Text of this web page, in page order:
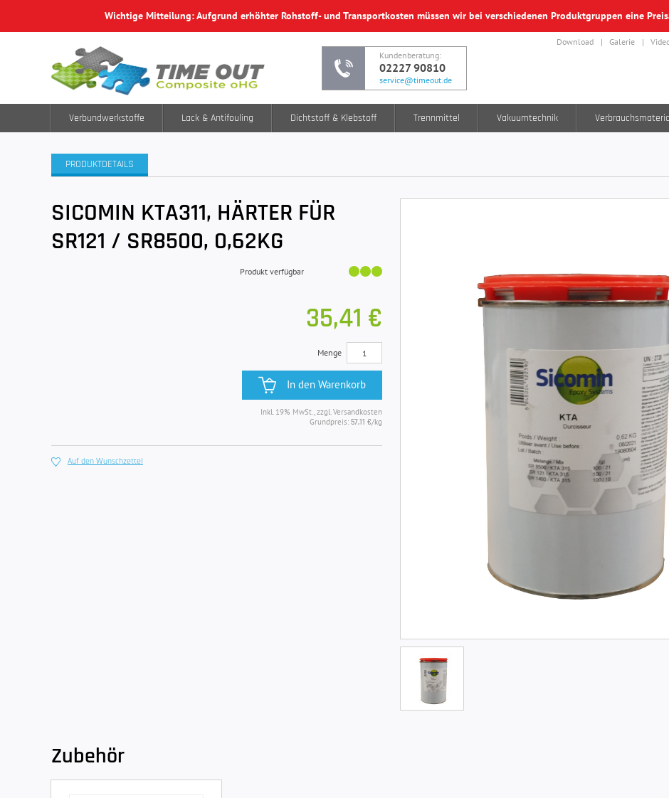
Wichtige Mitteilung: Aufgrund erhöhter Rohstoff- und Transportkosten müssen wir bei verschiedenen Produktgruppen eine
Kundenberatung:
02227 90810
service@timeout.de
Download Galerie
Verbundwerkstoffe Lack & Antifouling Dichtstoff & Klebstoff Trennmittel Vakuumtechnik
PRODUKTDETAILS
SICOMIN KTA311, HÄRTER FÜR
SR121 / SR8500, 0,62KG
Produkt verfügbar
35,41 €
Menge
In den Warenkorb
Inkl. 19% MwSt., zzgl. Versandkosten
Grundpreis: 57,11 €/kg
Auf den Wunschzettel
Zubehör